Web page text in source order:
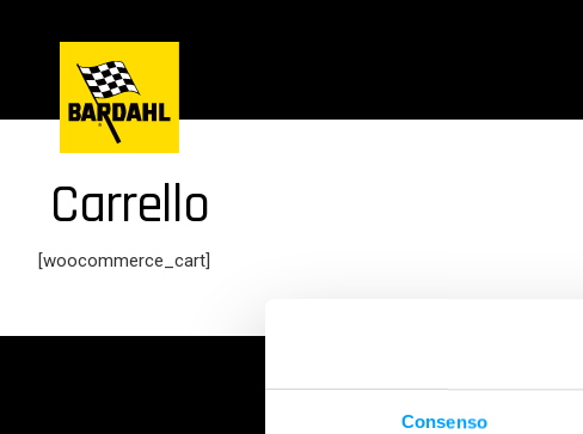
Consenso
Carrello
[woocommerce_cart]